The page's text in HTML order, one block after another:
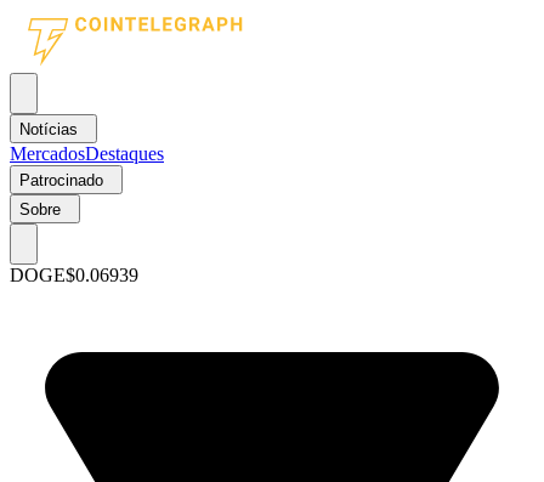
Notícias
MercadosDestaques
Patrocinado
Sobre
DOGE$0.06939